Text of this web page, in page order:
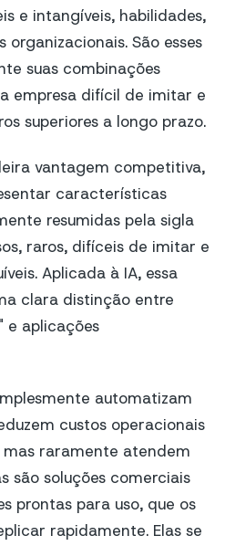
e intangíveis, habilidades,
São esses
suas combinações
empresa difícil de imitar e
superiores a longo prazo.
vantagem competitiva,
características
resumidas pela sigla
raros, difíceis de imitar e
Aplicada à IA, essa
clara distinção entre
e aplicações
automatizam
custos operacionais
raramente atendem
são soluções comerciais
prontas para uso, que os
rapidamente. Elas se